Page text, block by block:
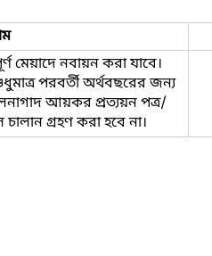
মেয়াদে নবায়ন করা যাবে।
পরবর্তী অর্থবছরের জন্য
আয়কর প্রত্যয়ন পত্র/
চালান গ্রহণ করা হবে না।